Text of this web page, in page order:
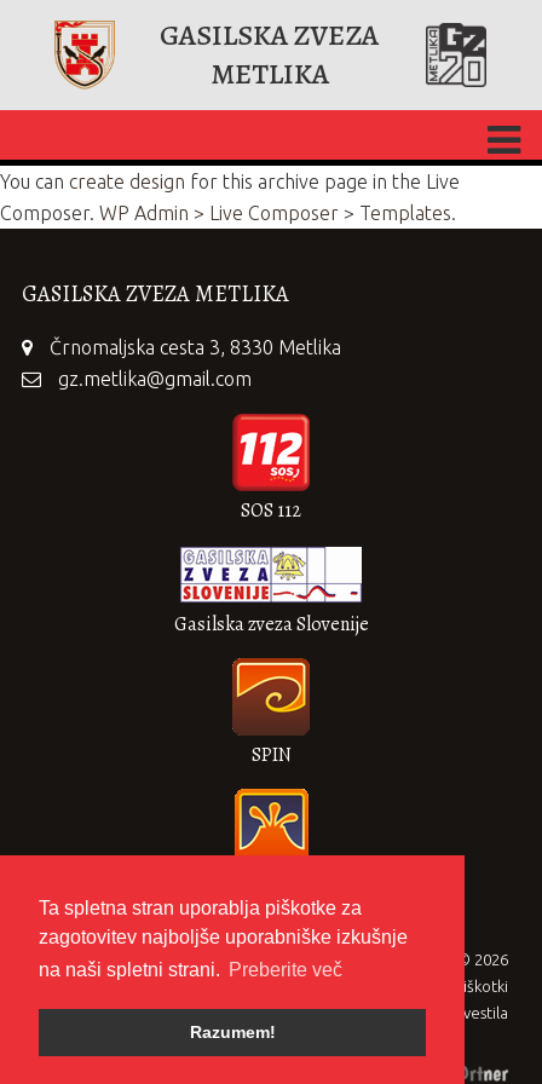
Ta spletna stran uporablja piškotke za
zagotovitev najboljše uporabniške izkušnje
na naši spletni strani. Preberite več
Razumem!
GASILSKA ZVEZA
METLIKA
You can create design for this archive page in the Live
Composer. WP Admin > Live Composer > Templates.
GASILSKA ZVEZA METLIKA
Črnomaljska cesta 3, 8330 Metlika
gz.metlika@gmail.com
SOS 112
Gasilska zveza Slovenije
SPIN
Gasilska zveza Metlika © 2026
Zasebnost in piškotki
Pravna obvestila